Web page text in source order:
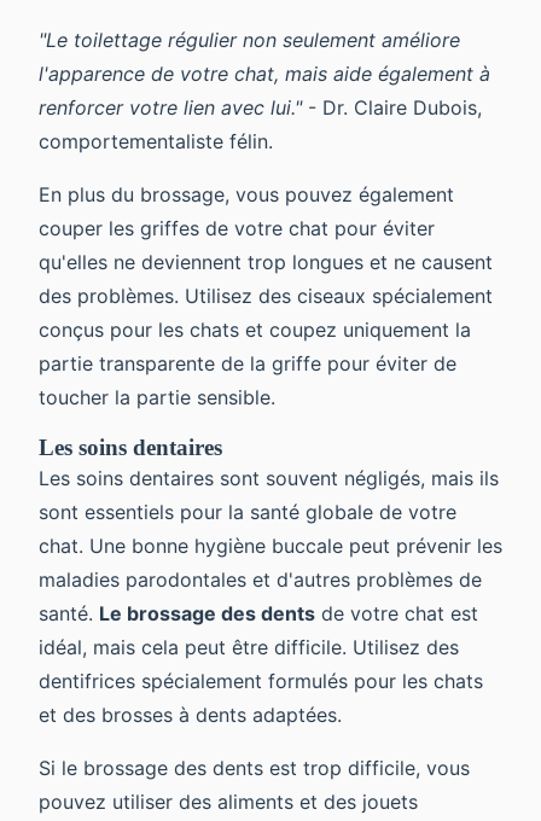
"Le toilettage régulier non seulement améliore
l'apparence de votre chat, mais aide également à
renforcer votre lien avec lui."- Dr. Claire Dubois,
comportementaliste félin.
En plus du brossage, vous pouvez également
couper les griffes de votre chat pour éviter
qu'elles ne deviennent trop longues et ne causent
des problèmes. Utilisez des ciseaux spécialement
conçus pour les chats et coupez uniquement la
partie transparente de la griffe pour éviter de
toucher la partie sensible.
Les soins dentaires
Les soins dentaires sont souvent négligés, mais ils
sont essentiels pour la santé globale de votre
chat. Une bonne hygiène buccale peut prévenir les
maladies parodontales et d'autres problèmes de
santé. Le brossage des dents de votre chat est
idéal, mais cela peut être difficile. Utilisez des
dentifrices spécialement formulés pour les chats
et des brosses à dents adaptées.
Si le brossage des dents est trop difficile, vous
pouvez utiliser des aliments et des jouets